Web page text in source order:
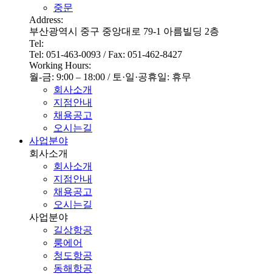
중문
Address:
부산광역시 중구 중앙대로 79-1 아름빌딩 2층
Tel:
Tel: 051-463-0093 / Fax: 051-462-8427
Working Hours:
월-금: 9:00 – 18:00 / 토·일·공휴일: 휴무
회사소개
지점안내
채용공고
오시는길
사업분야
회사소개
회사소개
지점안내
채용공고
오시는길
사업분야
길상항공
룽에어
청도항공
동해항공